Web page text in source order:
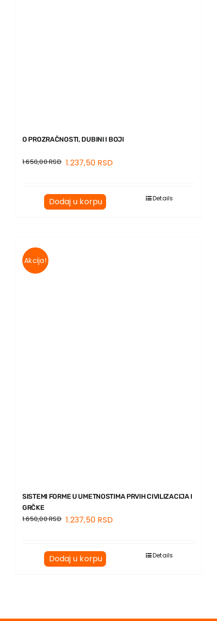
O PROZRAČNOSTI, DUBINI I BOJI
1.650,00RSD 1.237,50 RSD
Dodaj u korpu Details
Akcija!
SISTEMI FORME U UMETNOSTIMA PRVIH CIVILIZACIJA I
GRČKE
1.650,00RSD 1.237,50 RSD
Dodaj u korpu Details